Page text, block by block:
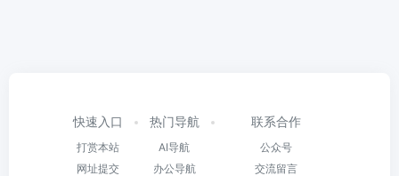
快速入口
打赏本站
网址提交
热门导航
AI导航
办公导航
联系合作
公众号
交流留言